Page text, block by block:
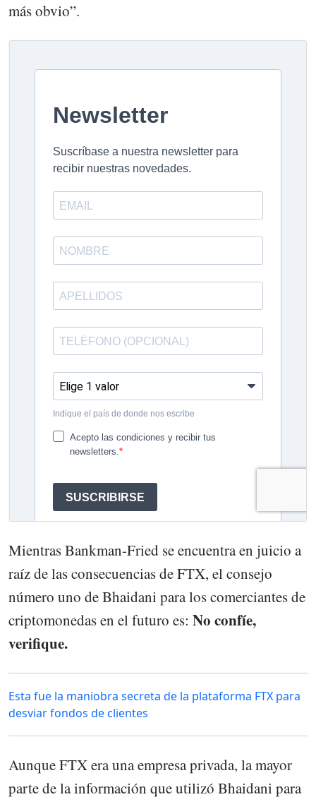
más obvio”.
Mientras Bankman-Fried se encuentra en juicio a
raíz de las consecuencias de FTX, el consejo
número uno de Bhaidani para los comerciantes de
criptomonedas en el futuro es: No confíe,
verifique.
Esta fue la maniobra secreta de la plataforma FTX para
desviar fondos de clientes
Aunque FTX era una empresa privada, la mayor
parte de la información que utilizó Bhaidani para